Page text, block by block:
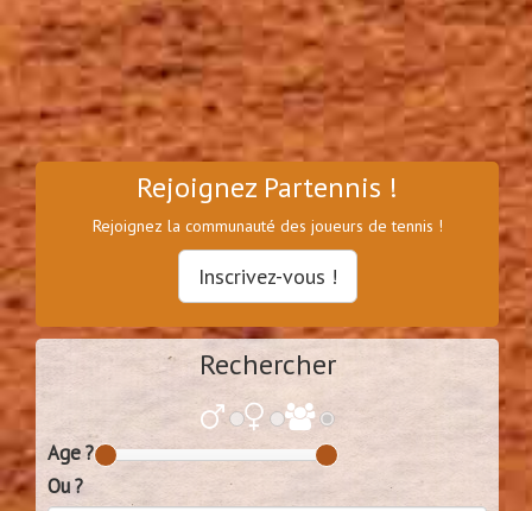
Rejoignez Partennis !
Rejoignez la communauté des joueurs de tennis !
Inscrivez-vous !
Rechercher
Age ?
Ou ?